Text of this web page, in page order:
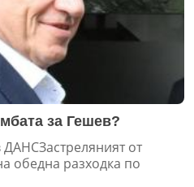
за Гешев?
ДАНСЗастреляният от
обедна разходка по